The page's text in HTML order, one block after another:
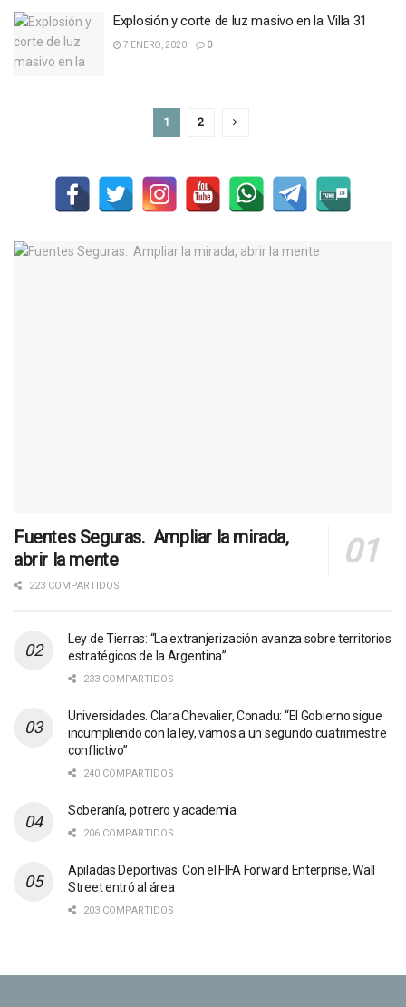
Explosión y corte de luz masivo en la Villa 31
7 ENERO, 2020 0
1 2
Fuentes Seguras. Ampliar la mirada,
abrir la mente
223 COMPARTIDOS
Ley de Tierras: “La extranjerización avanza sobre territorios
estratégicos de la Argentina”
233 COMPARTIDOS
Universidades. Clara Chevalier, Conadu: “El Gobierno sigue
incumpliendo con la ley, vamos a un segundo cuatrimestre
conflictivo”
240 COMPARTIDOS
Soberanía, potrero y academia
206 COMPARTIDOS
Apiladas Deportivas: Con el FIFA Forward Enterprise, Wall
Street entró al área
203 COMPARTIDOS